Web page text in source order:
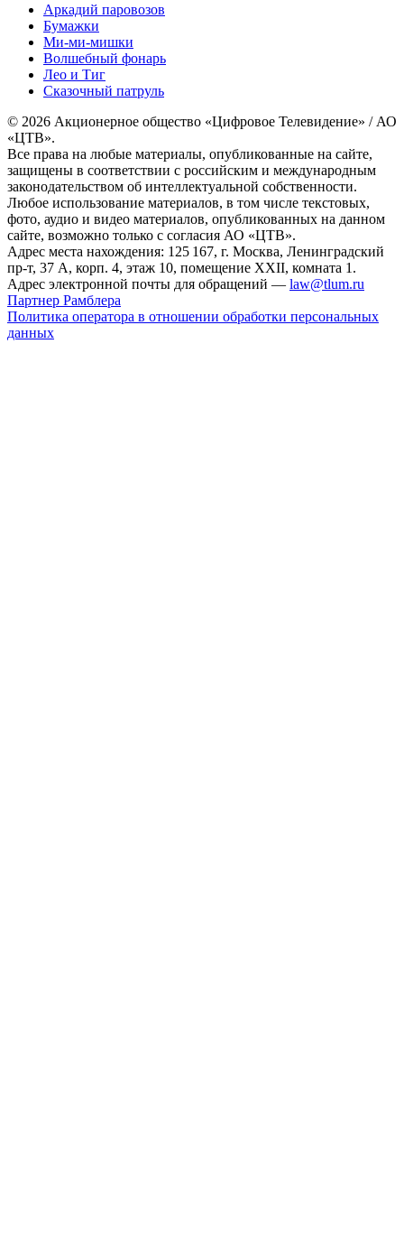
Аркадий паровозов
Бумажки
Ми-ми-мишки
Волшебный фонарь
Лео и Тиг
Сказочный патруль
© 2026 Акционерное общество «Цифровое Телевидение» / АО
«ЦТВ».
Все права на любые материалы, опубликованные на сайте,
защищены в соответствии с российским и международным
законодательством об интеллектуальной собственности.
Любое использование материалов, в том числе текстовых,
фото, аудио и видео материалов, опубликованных на данном
сайте, возможно только с согласия АО «ЦТВ».
Адрес места нахождения: 125 167, г. Москва, Ленинградский
пр-т, 37 А, корп. 4, этаж 10, помещение XXII, комната 1.
Адрес электронной почты для обращений — law@tlum.ru
Партнер Рамблера
Политика оператора в отношении обработки персональных
данных